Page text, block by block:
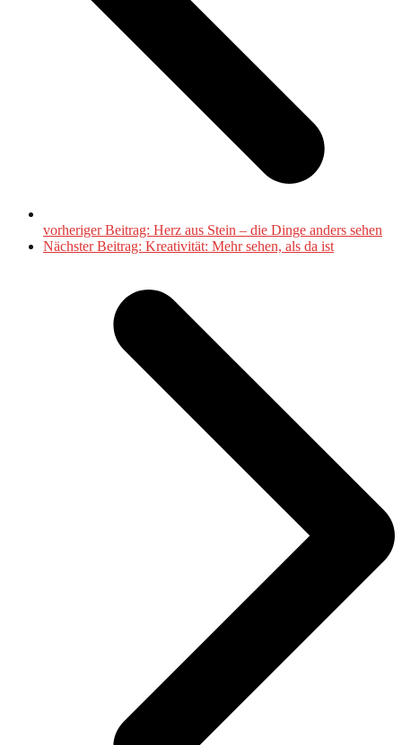
vorheriger Beitrag: Herz aus Stein – die Dinge anders sehen
Nächster Beitrag: Kreativität: Mehr sehen, als da ist